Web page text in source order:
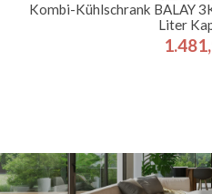
Kombi-Kühlschrank BALAY
Liter